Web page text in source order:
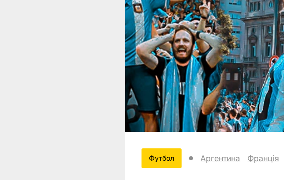
Футбол Аргентина Франція